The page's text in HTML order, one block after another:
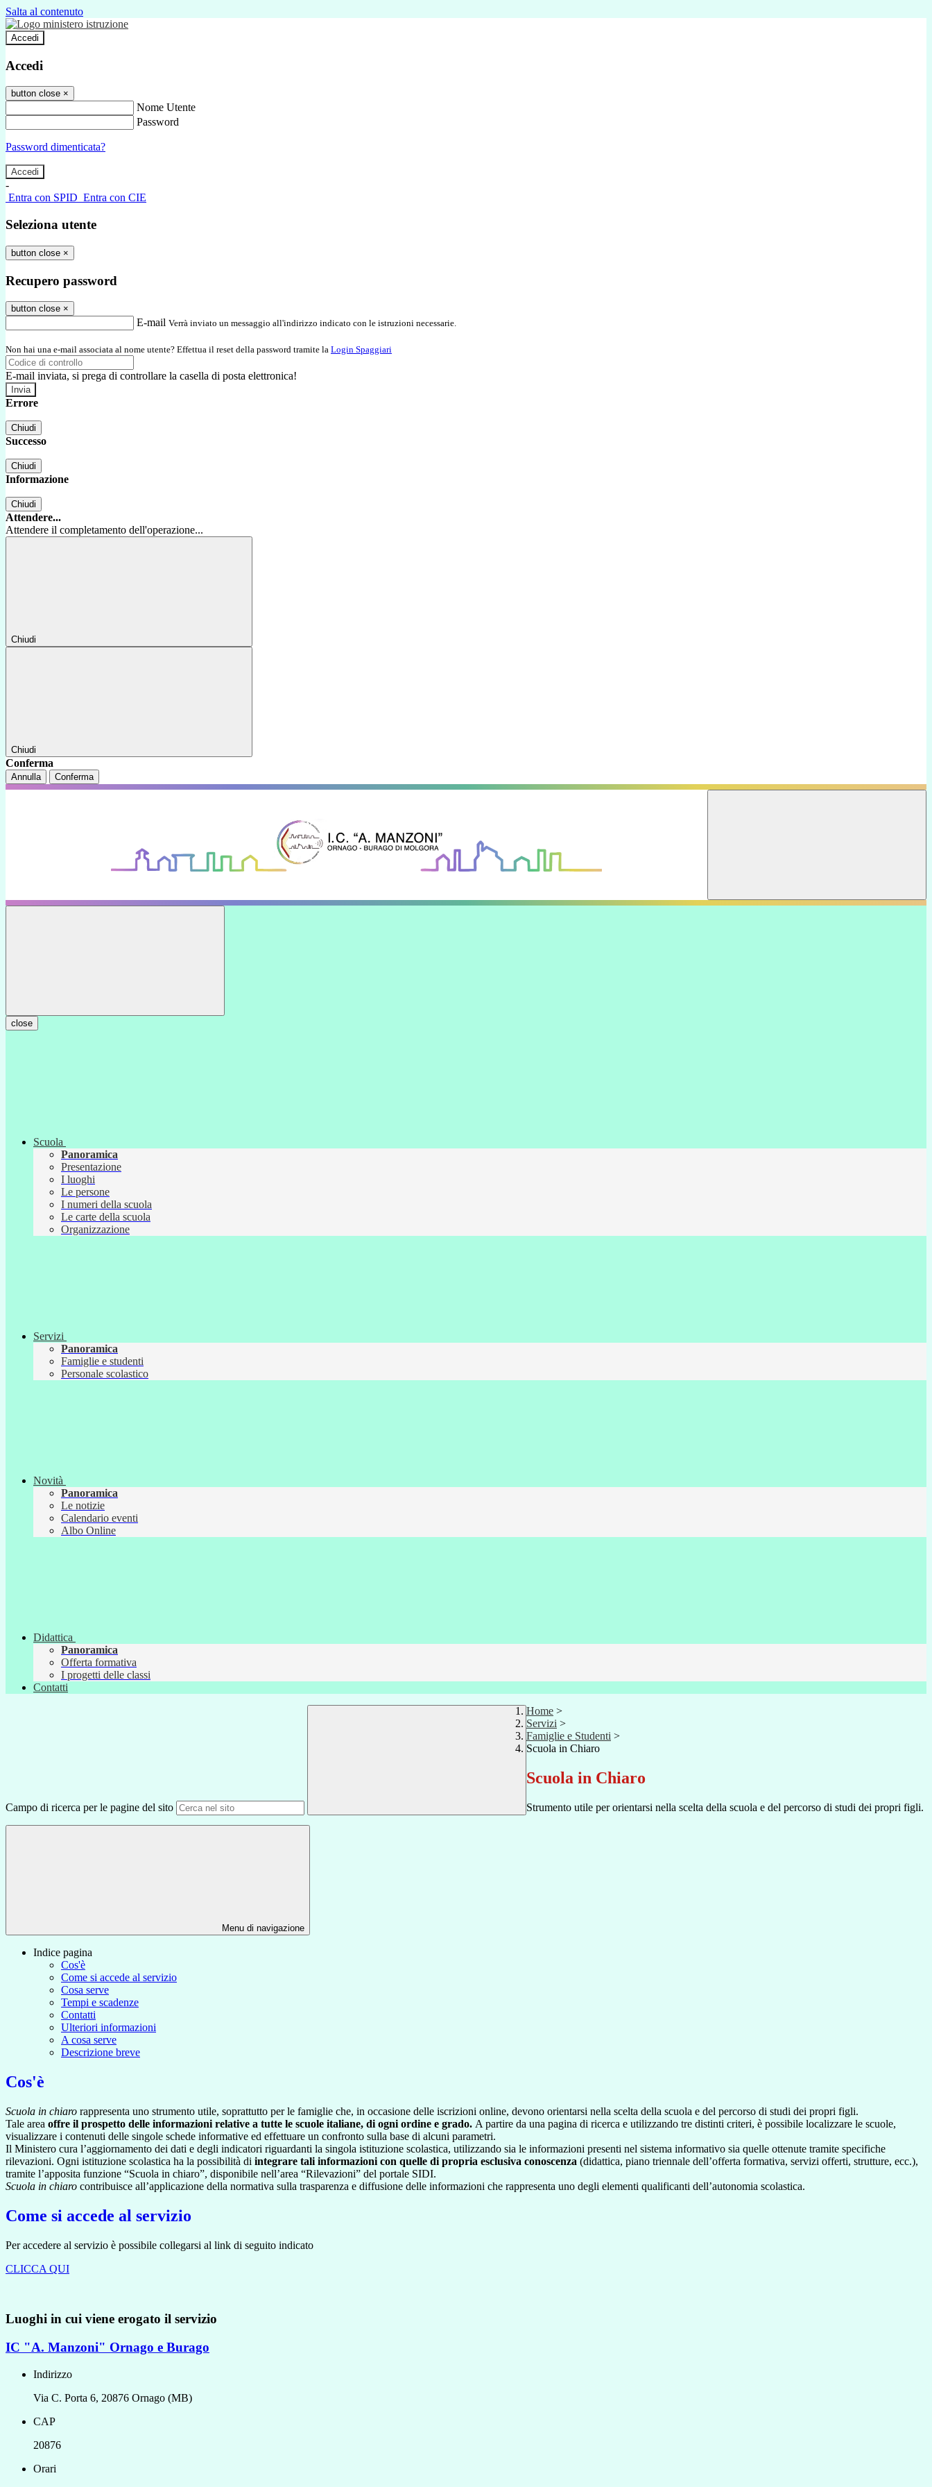
Salta al contenuto
Accedi
Accedi
button close ×
Nome Utente
Password
Password dimenticata?
-
Entra con SPID Entra con CIE
Seleziona utente
button close ×
Recupero password
button close ×
E-mail Verrà inviato un messaggio all'indirizzo indicato con le istruzioni necessarie.
Non hai una e-mail associata al nome utente? Effettua il reset della password tramite la Login Spaggiari
E-mail inviata, si prega di controllare la casella di posta elettronica!
Errore
Chiudi
Successo
Chiudi
Informazione
Chiudi
Attendere...
Attendere il completamento dell'operazione...
Chiudi
Chiudi
Conferma
Annulla Conferma
close
Scuola
Panoramica
Presentazione
I luoghi
Le persone
I numeri della scuola
Le carte della scuola
Organizzazione
Servizi
Panoramica
Famiglie e studenti
Personale scolastico
Novità
Panoramica
Le notizie
Calendario eventi
Albo Online
Didattica
Panoramica
Offerta formativa
I progetti delle classi
Contatti
Campo di ricerca per le pagine del sito
Home >
Servizi >
Famiglie e Studenti >
Scuola in Chiaro
Scuola in Chiaro
Strumento utile per orientarsi nella scelta della scuola e del percorso di studi dei propri figli.
Menu di navigazione
Indice pagina
Cos'è
Come si accede al servizio
Cosa serve
Tempi e scadenze
Contatti
Ulteriori informazioni
A cosa serve
Descrizione breve
Cos'è
Scuola in chiaro rappresenta uno strumento utile, soprattutto per le famiglie che, in occasione delle iscrizioni online, devono orientarsi nella scelta della scuola e del percorso di studi dei propri figli.
Tale area offre il prospetto delle informazioni relative a tutte le scuole italiane, di ogni ordine e grado. A partire da una pagina di ricerca e utilizzando tre distinti criteri, è possibile localizzare le scuole,
visualizzare i contenuti delle singole schede informative ed effettuare un confronto sulla base di alcuni parametri.
Il Ministero cura l’aggiornamento dei dati e degli indicatori riguardanti la singola istituzione scolastica, utilizzando sia le informazioni presenti nel sistema informativo sia quelle ottenute tramite specifiche
rilevazioni. Ogni istituzione scolastica ha la possibilità di integrare tali informazioni con quelle di propria esclusiva conoscenza (didattica, piano triennale dell’offerta formativa, servizi offerti, strutture, ecc.),
tramite l’apposita funzione “Scuola in chiaro”, disponibile nell’area “Rilevazioni” del portale SIDI.
Scuola in chiaro contribuisce all’applicazione della normativa sulla trasparenza e diffusione delle informazioni che rappresenta uno degli elementi qualificanti dell’autonomia scolastica.
Come si accede al servizio
Per accedere al servizio è possibile collegarsi al link di seguito indicato
CLICCA QUI
Luoghi in cui viene erogato il servizio
IC "A. Manzoni" Ornago e Burago
Indirizzo
Via C. Porta 6, 20876 Ornago (MB)
CAP
20876
Orari